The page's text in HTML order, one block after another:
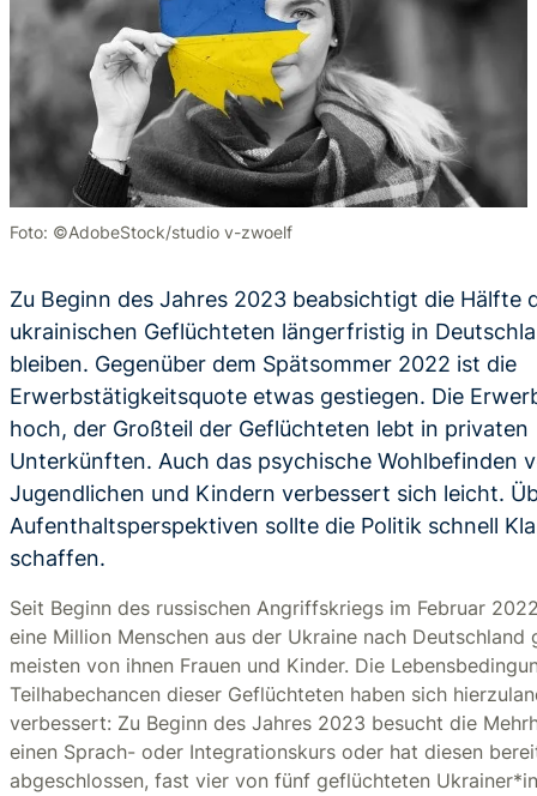
Foto: ©AdobeStock/studio v-zwoelf
Zu Beginn des Jahres 2023 beabsichtigt die Hälfte
ukrainischen Geflüchteten längerfristig in
bleiben. Gegenüber dem Spätsommer 2022 ist die
Erwerbstätigkeitsquote etwas gestiegen. Die
hoch, der Großteil der Geflüchteten lebt in privaten
Unterkünften. Auch das psychische Wohlbefinden
Jugendlichen und Kindern verbessert sich leicht.
Aufenthaltsperspektiven sollte die Politik schnell
schaffen.
Seit Beginn des russischen Angriffskriegs im Februar
eine Million Menschen aus der Ukraine nach Deutschland
meisten von ihnen Frauen und Kinder. Die
Teilhabechancen dieser Geflüchteten haben sich
verbessert: Zu Beginn des Jahres 2023 besucht die
einen Sprach- oder Integrationskurs oder hat diesen
abgeschlossen, fast vier von fünf geflüchteten